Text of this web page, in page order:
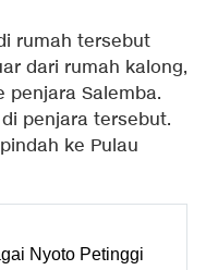
rumah tersebut
dari rumah kalong,
penjara Salemba.
penjara tersebut.
ke Pulau
Nyoto Petinggi